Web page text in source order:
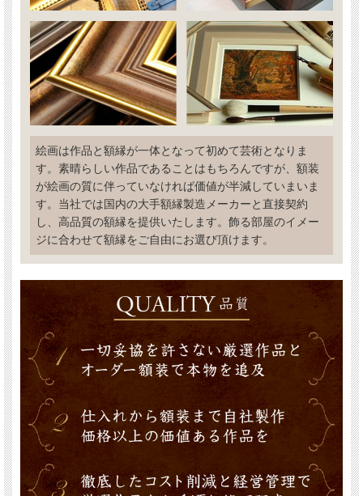
絵画は作品と額縁が一体となって初めて芸術となりま
す。素晴らしい作品であることはもちろんですが、額装
が絵画の質に伴っていなければ価値が半減していまいま
す。当社では国内の大手額縁製造メーカーと直接契約
し、高品質の額縁を提供いたします。飾る部屋のイメー
ジに合わせて額縁をご自由にお選び頂けます。